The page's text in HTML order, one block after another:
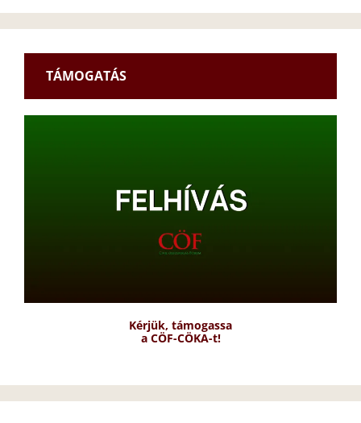
TÁMOGATÁS
Kérjük, támogassa
a CÖF-CÖKA-t!